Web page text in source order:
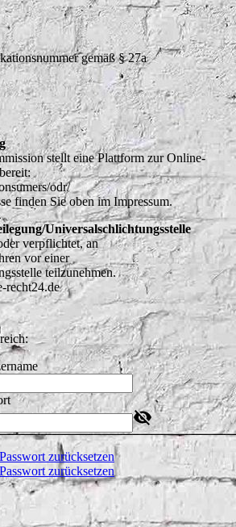
gemäß § 27a
stellt eine Plattform zur Online-
odr/
finden Sie oben im Impressum.
Universalschlichtungsstelle
verpflichtet, an
vor einer
teilzunehmen.
recht24.de
Passwort zurücksetzen
Passwort zurücksetzen